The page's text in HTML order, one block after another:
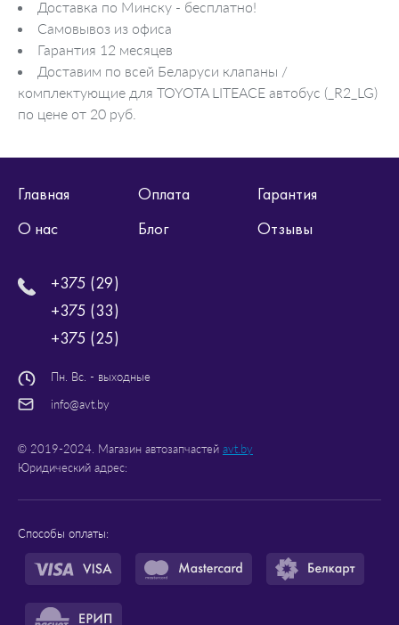
Доставка по Минску - бесплатно!
Самовывоз из офиса
Гарантия 12 месяцев
Доставим по всей Беларуси клапаны /
комплектующие для TOYOTA LITEACE автобус (_R2_LG)
по цене от 20 руб.
Главная Оплата
Гарантия
О нас
Блог Отзывы
+375 (29)
+375 (33)
+375 (25)
Пн. Вс. - выходные
info@avt.by
© 2019-2024. Магазин автозапчастей avt.by
Юридический адрес:
Способы оплаты: